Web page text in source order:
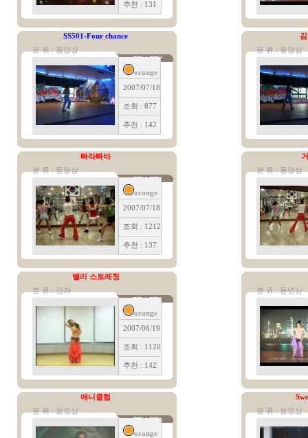
추천 : 131
SS501-Four chance
분 류 : 동영상
orange
2007/07/18
조회 : 877
추천 : 142
분 류 : 동영상
빠라빠바
분 류 : 동영상
orange
2007/07/18
조회 : 1212
추천 : 137
분 류 : 동영상
벨리 스트레칭
분 류 : 강좌
orange
2007/06/19
조회 : 1120
추천 : 142
분 류 : 동영상
애니클럽
분 류 : 동영상
orange
분 류 : 동영상